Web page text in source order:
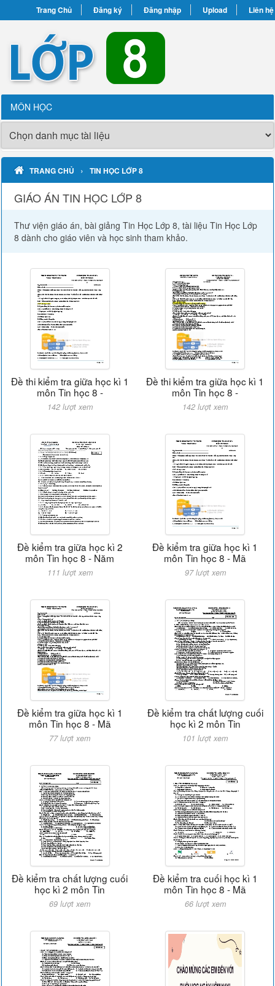
Trang Chủ Đăng ký Đăng nhập Upload Liên hệ
MÔN HỌC
TRANG CHỦ › TIN HỌC LỚP 8
GIÁO ÁN TIN HỌC LỚP 8
Thư viện giáo án, bài giảng Tin Học Lớp 8, tài liệu Tin Học Lớp
8 dành cho giáo viên và học sinh tham khảo.
Đề thi kiểm tra giữa học kì 1
môn Tin học 8 -
142 lượt xem
Đề thi kiểm tra giữa học kì 1
môn Tin học 8 -
142 lượt xem
Đề kiểm tra giữa học kì 2
môn Tin học 8 - Năm
111 lượt xem
Đề kiểm tra giữa học kì 1
môn Tin học 8 - Mã
97 lượt xem
Đề kiểm tra giữa học kì 1
môn Tin học 8 - Mã
77 lượt xem
Đề kiểm tra chất lượng cuối
học kì 2 môn Tin
101 lượt xem
Đề kiểm tra chất lượng cuối
học kì 2 môn Tin
69 lượt xem
Đề kiểm tra cuối học kì 1
môn Tin học 8 - Mã
66 lượt xem